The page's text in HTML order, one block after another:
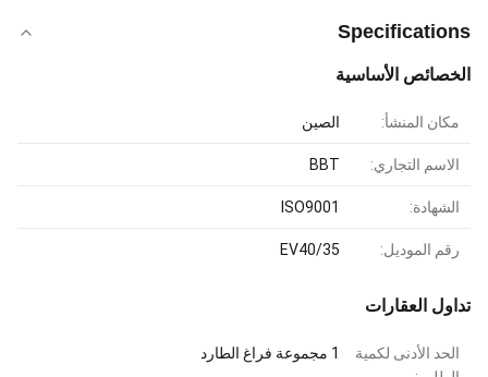
Specifications
الخصائص الأساسية
مكان المنشأ: الصين
الاسم التجاري: BBT
الشهادة: ISO9001
رقم الموديل: EV40/35
تداول العقارات
الحد الأدنى لكمية
1 مجموعة فراغ الطارد